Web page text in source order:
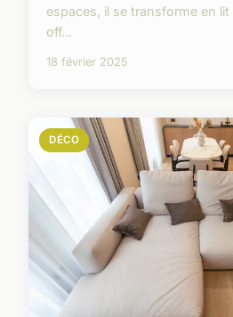
espaces, il se transforme en
off...
18 février 2025
DÉCO